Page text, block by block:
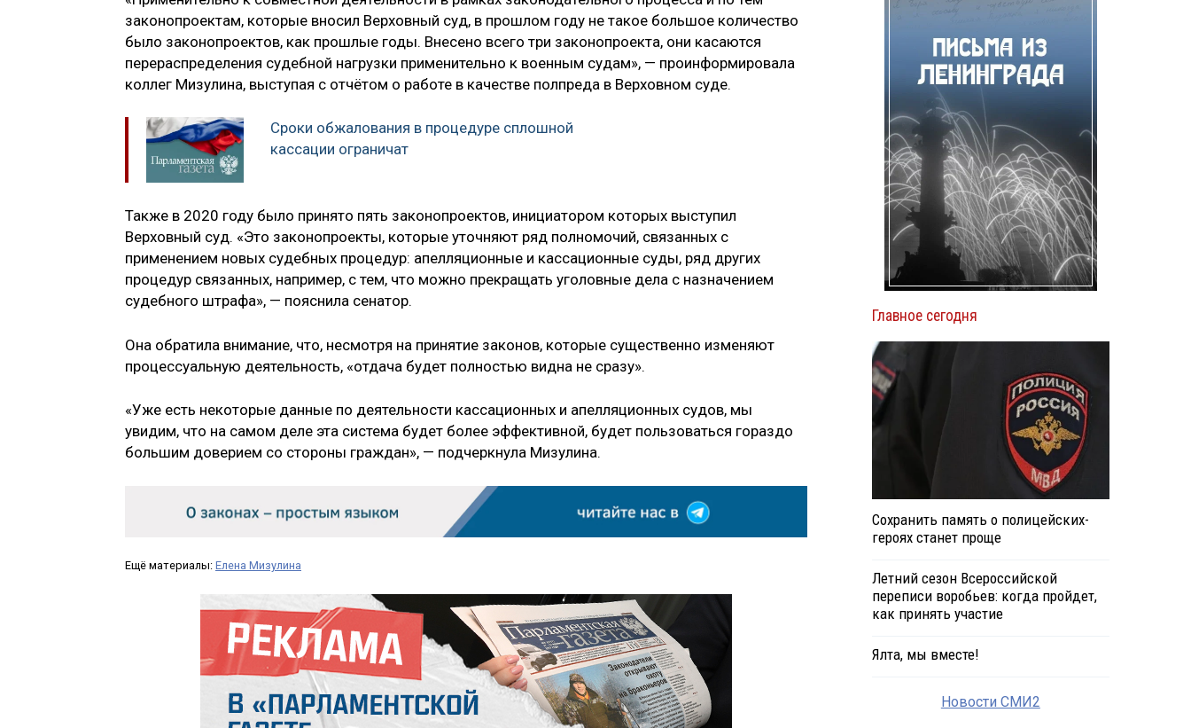
законопроектам, которые вносил Верховный суд, в прошлом году не такое большое количество
было законопроектов, как прошлые годы. Внесено всего три законопроекта, они касаются
перераспределения судебной нагрузки применительно к военным судам», — проинформировала
коллег Мизулина, выступая с отчётом о работе в качестве полпреда в Верховном суде.
Сроки обжалования в процедуре сплошной
кассации ограничат
Также в 2020 году было принято пять законопроектов, инициатором которых выступил
Верховный суд. «Это законопроекты, которые уточняют ряд полномочий, связанных с
применением новых судебных процедур: апелляционные и кассационные суды, ряд других
процедур связанных, например, с тем, что можно прекращать уголовные дела с назначением
судебного штрафа», — пояснила сенатор.
Она обратила внимание, что, несмотря на принятие законов, которые существенно изменяют
процессуальную деятельность, «отдача будет полностью видна не сразу».
«Уже есть некоторые данные по деятельности кассационных и апелляционных судов, мы
увидим, что на самом деле эта система будет более эффективной, будет пользоваться гораздо
большим доверием со стороны граждан», — подчеркнула Мизулина.
Ещё материалы: Елена Мизулина
Главное сегодня
Сохранить память о полицейских-
героях станет проще
Летний сезон Всероссийской
переписи воробьев: когда пройдет,
как принять участие
Ялта, мы вместе!
Новости СМИ2